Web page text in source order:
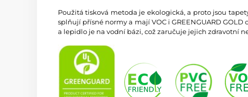
Použitá tisková metoda je ekologická, a proto jsou
splňují přísné normy a mají VOC i GREENGUARD
a lepidlo je na vodní bázi, což zaručuje jejich zdravotní